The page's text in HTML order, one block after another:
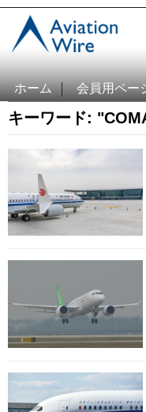
ホーム 会員用ペー
キーワード: